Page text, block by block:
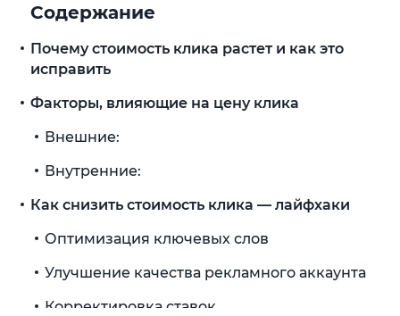
Содержание
Почему стоимость клика растет и как это
исправить
Факторы, влияющие на цену клика
Внешние:
Внутренние:
Как снизить стоимость клика — лайфхаки
Оптимизация ключевых слов
Улучшение качества рекламного аккаунта
Корректировка ставок